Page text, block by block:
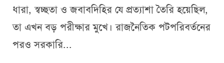
ধারা, স্বচ্ছতা ও জবাবদিহির যে প্রত্যাশা তৈরি হয়েছিল,
তা এখন বড় পরীক্ষার মুখে। রাজনৈতিক পটপরিবর্তনের
পরও সরকারি...